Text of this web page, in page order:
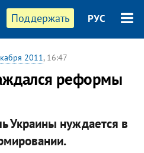
Поддержать РУС
2011, 16:47
реформы
Украины нуждается в